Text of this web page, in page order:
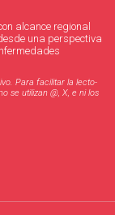
alcance regional
una perspectiva
Para facilitar la lecto-
se utilizan @, X, e ni los